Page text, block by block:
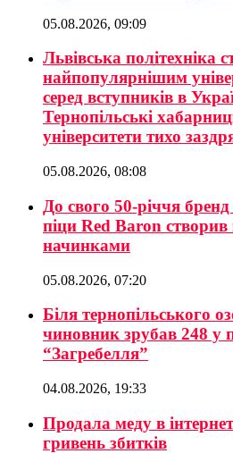
05.08.2026, 09:09
Львівська політехніка
найпопулярнішим
серед вступників в
Тернопільські
університети тихо
05.08.2026, 08:08
До свого 50-річчя
піци Red Baron створив
начинками
05.08.2026, 07:20
Біля тернопільського
чиновник зрубав 248 у
“Загребелля”
04.08.2026, 19:33
Продала меду в
гривень збитків